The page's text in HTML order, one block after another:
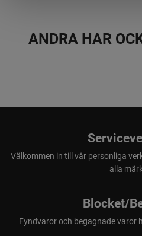
Skyddsväska
ANDRA HAR
Välkommen in till vår personliga
alla
Blocket/
Fyndvaror och begagnade varor